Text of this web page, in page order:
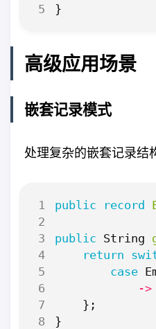
}
高级应用场景
嵌套记录模式
处理复杂的嵌套记录结
4
public record
public String
return
case
->
};
}